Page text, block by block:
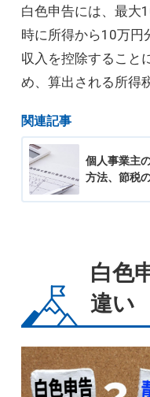
白色申告には、最大
時に所得から10万円
収入を控除すること
め、算出される所得
関連記事
個人事業主
方法、節税
白色
違い